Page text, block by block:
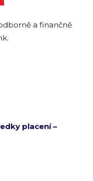
a finančně
placení –